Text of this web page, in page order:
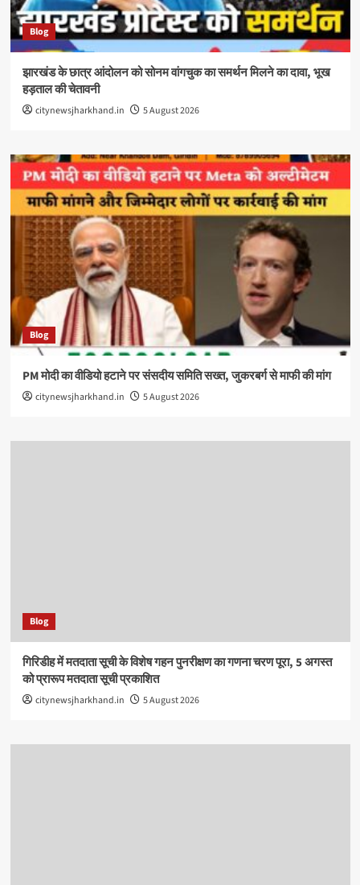
Blog
झारखंड के छात्र आंदोलन को सोनम वांगचुक का समर्थन मिलने का दावा, भूख
हड़ताल की चेतावनी
citynewsjharkhand.in 5 August 2026
Blog
PM मोदी का वीडियो हटाने पर संसदीय समिति सख्त, जुकरबर्ग से माफी की मांग
citynewsjharkhand.in 5 August 2026
Blog
गिरिडीह में मतदाता सूची के विशेष गहन पुनरीक्षण का गणना चरण पूरा, 5 अगस्त
को प्रारूप मतदाता सूची प्रकाशित
citynewsjharkhand.in 5 August 2026